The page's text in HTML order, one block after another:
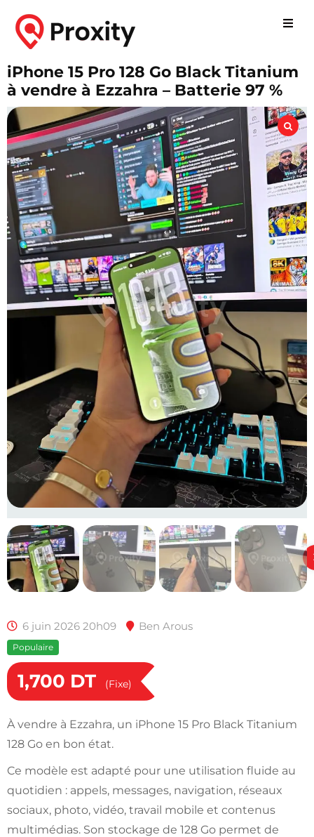
iPhone 15 Pro 128 Go Black Titanium
à vendre à Ezzahra – Batterie 97 %
6 juin 2026 20h09 Ben Arous
Populaire
1,700 DT (Fixe)
À vendre à Ezzahra, un iPhone 15 Pro Black Titanium
128 Go en bon état.
Ce modèle est adapté pour une utilisation fluide au
quotidien : appels, messages, navigation, réseaux
sociaux, photo, vidéo, travail mobile et contenus
multimédias. Son stockage de 128 Go permet de